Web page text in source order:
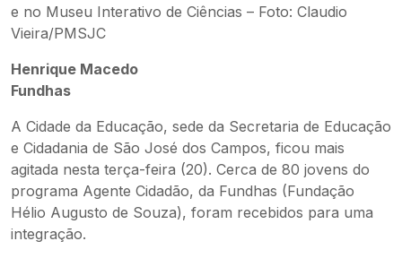
e no Museu Interativo de Ciências – Foto: Claudio
Vieira/PMSJC
Henrique Macedo
Fundhas
A Cidade da Educação, sede da Secretaria de Educação
e Cidadania de São José dos Campos, ficou mais
agitada nesta terça-feira (20). Cerca de 80 jovens do
programa Agente Cidadão, da Fundhas (Fundação
Hélio Augusto de Souza), foram recebidos para uma
integração.